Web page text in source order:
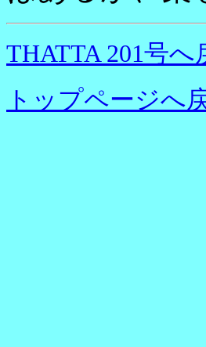
THATTA 201号へ
トップページへ